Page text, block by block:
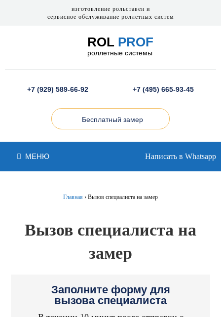
изготовление рольставен и
сервисное обслуживание роллетных систем
ROL PROF
роллетные системы
+7 (929) 589-66-92 +7 (495) 665-93-45
Бесплатный замер
МЕНЮ Написать в Whatsapp
Вызов специалиста на
замер
Главная › Вызов специалиста на замер
Заполните форму для
вызова специалиста